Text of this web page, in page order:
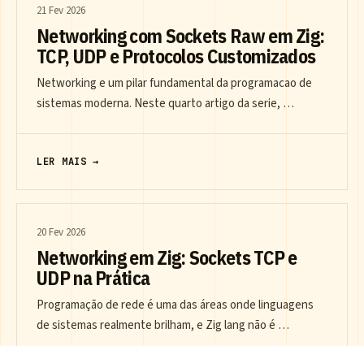
21 Fev 2026
Networking com Sockets Raw em Zig:
TCP, UDP e Protocolos Customizados
Networking e um pilar fundamental da programacao de
sistemas moderna. Neste quarto artigo da serie, …
LER MAIS →
20 Fev 2026
Networking em Zig: Sockets TCP e
UDP na Prática
Programação de rede é uma das áreas onde linguagens
de sistemas realmente brilham, e Zig lang não é …